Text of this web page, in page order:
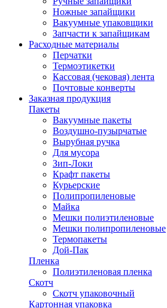
Ножные запайщики
Вакуумные упаковщики
Запчасти к запайщикам
Расходные материалы
Перчатки
Термоэтикетки
Кассовая (чековая) лента
Почтовые конверты
Заказная продукция
Пакеты
Вакуумные пакеты
Воздушно-пузырчатые
Вырубная ручка
Для мусора
Зип-Локи
Крафт пакеты
Курьерские
Полипропиленовые
Майка
Мешки полиэтиленовые
Мешки полипропиленовые
Термопакеты
Дой-Пак
Пленка
Полиэтиленовая пленка
Скотч
Скотч упаковочный
Картонная упаковка